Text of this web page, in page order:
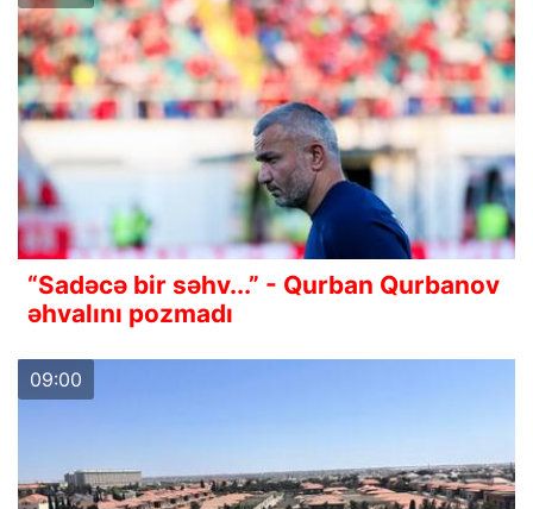
“Sadəcə bir səhv...” - Qurban Qurbanov
əhvalını pozmadı
09:00